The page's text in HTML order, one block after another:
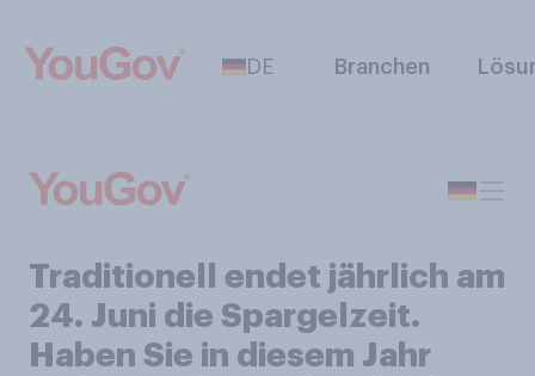
DE Branchen
Traditionell endet jährlich am
24. Juni die Spargelzeit.
Haben Sie in diesem Jahr